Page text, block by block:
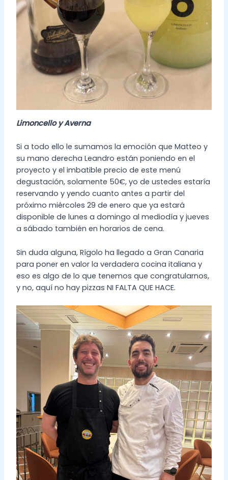
Limoncello y Averna
Si a todo ello le sumamos la emoción que Matteo y
su mano derecha Leandro están poniendo en el
proyecto y el imbatible precio de este menú
degustación, solamente 50€, yo de ustedes estaría
reservando y yendo cuanto antes a partir del
próximo miércoles 29 de enero que ya estará
disponible de lunes a domingo al mediodía y jueves
a sábado también en horarios de cena.
Sin duda alguna, Rígolo ha llegado a Gran Canaria
para poner en valor la verdadera cocina italiana y
eso es algo de lo que tenemos que congratularnos,
y no, aquí no hay pizzas NI FALTA QUE HACE.